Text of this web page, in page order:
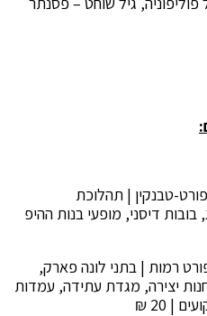
| אולם ספורט-טבנקין | תהלוכת
דיסני, מופעי בנות ההיפ
| אולם ספורט רמות | בתני לונה פארק,
יצירה, מגדת עתידה, עמדות
| 20 ₪